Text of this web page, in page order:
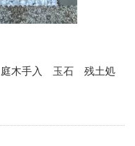
木手入 玉石 残土処